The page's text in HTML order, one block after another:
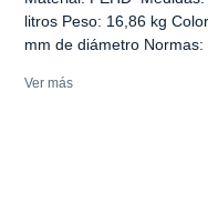
litros Peso: 16,86 kg
mm de diámetro Normas:
Ver más